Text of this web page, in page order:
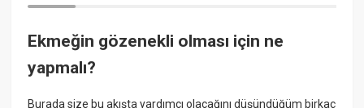
Ekmeğin gözenekli olması için ne
yapmalı?
Burada size bu akışta yardımcı olacağını düşündüğüm birkaç